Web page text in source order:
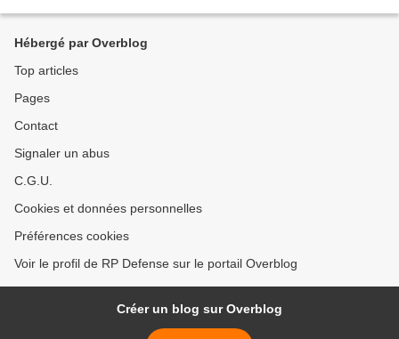
Hébergé par Overblog
Top articles
Pages
Contact
Signaler un abus
C.G.U.
Cookies et données personnelles
Préférences cookies
Voir le profil de RP Defense sur le portail Overblog
Créer un blog sur Overblog